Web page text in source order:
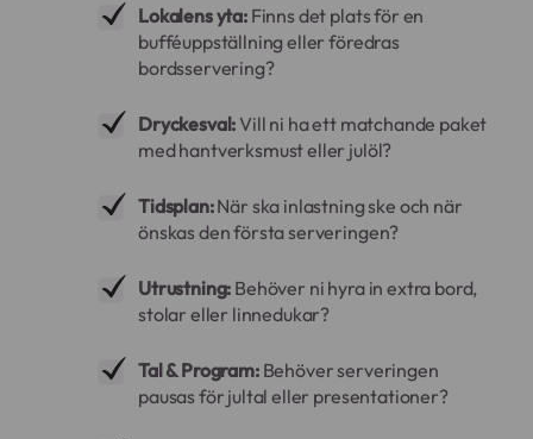
Lokalens yta:Finns det plats för en
bufféuppställning eller föredras
bordsservering?
Dryckesval:Vill ni ha ett matchande paket
med hantverksmust eller julöl?
Tidsplan:När ska inlastning ske och när
önskas den första serveringen?
Utrustning: Behöver ni hyra in extra bord,
stolar eller linnedukar?
Tal & Program:Behöver serveringen
pausas för jultal eller presentationer?